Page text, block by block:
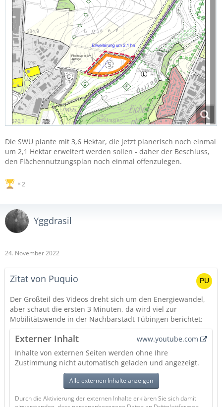
Die SWU plante mit 3,6 Hektar, die jetzt planerisch noch einmal
um 2,1 Hektar erweitert werden sollen - daher der Beschluss,
den Flächennutzungsplan noch einmal offenzulegen.
2
Yggdrasil
24. November 2022
Zitat von Puquio
Der Großteil des Videos dreht sich um den Energiewandel,
aber schaut die ersten 3 Minuten, da wird viel zur
Mobilitätswende in der Nachbarstadt Tübingen berichtet:
Externer Inhalt
www.youtube.com
Inhalte von externen Seiten werden ohne Ihre
Zustimmung nicht automatisch geladen und angezeigt.
Alle externen Inhalte anzeigen
Durch die Aktivierung der externen Inhalte erklären Sie sich damit